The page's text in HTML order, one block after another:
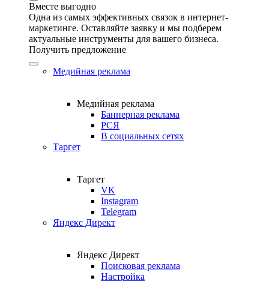
Вместе выгодно
Одна из самых эффективных связок в интернет-
маркетинге. Оставляйте заявку и мы подберем
актуальные инструменты для вашего бизнеса.
Получить предложение
Медийная реклама
Медийная реклама
Баннерная реклама
РСЯ
В социальных сетях
Таргет
Таргет
VK
Instagram
Telegram
Яндекс Директ
Яндекс Директ
Поисковая реклама
Настройка